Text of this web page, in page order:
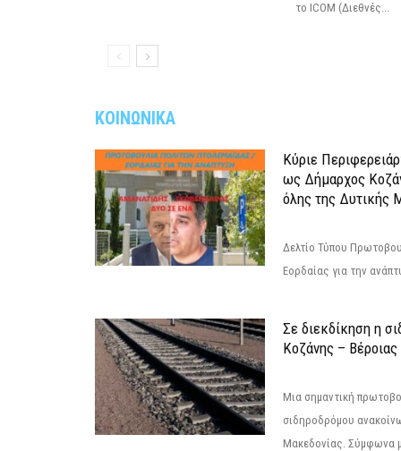
το ICOM (Διεθνές...
ΚΟΙΝΩΝΙΚΑ
Κύριε
ως Δήμαρχος
όλης της Δυτικής
Δελτίο Τύπου
Εορδαίας για την
Σε διεκδίκηση η
Κoζάνης –
Μια σημαντική
σιδηροδρόμου
Μακεδονίας. Σύμφωνα